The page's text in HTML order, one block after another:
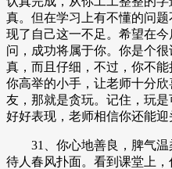
真。但在学习上有不懂的问
现了自己这一不足。希望在
问，成功将属于你。你是个
真，而且仔细，不过，你不
你高举的小手，让老师十分
友，那就是贪玩。记住，玩是
好好表现，老师相信你还能迎
31、你心地善良，脾气温
待人春风扑面。看到课堂上